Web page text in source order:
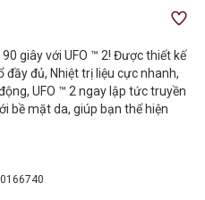
giây với UFO ™ 2! Được thiết kế
đầy đủ, Nhiệt trị liệu cực nhanh,
UFO ™ 2 ngay lập tức truyền
bề mặt da, giúp bạn thể hiện